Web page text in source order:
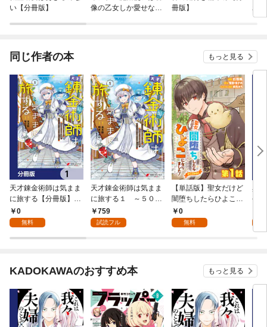
い【分冊版】
像の乙女しか愛せない
冊版】
わ
こ
同じ作者の本 もっと見る
天才錬金術師は気まま
に旅する【分冊版】
1 0
無料
天才錬金術師は気まま
に旅する１ ～５００
年後の世界で目覚めた
世界最高の元宮廷錬金
759
試読フル
【単話版】聖女だけど
闇堕ちしたらひよこに
なりました！@COMI
C 第1話
0
無料
異
手
KADOKAWAのおすすめ本 もっと見る